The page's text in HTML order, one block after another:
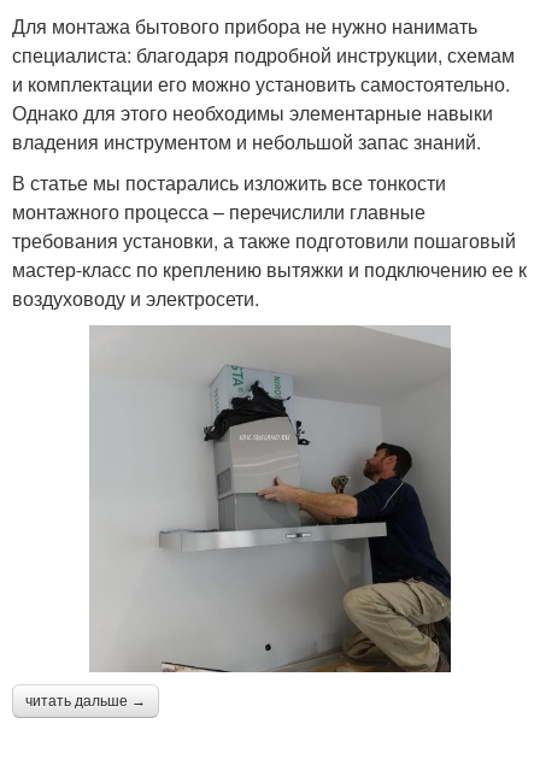
Для монтажа бытового прибора не нужно нанимать
специалиста: благодаря подробной инструкции, схемам
и комплектации его можно установить самостоятельно.
Однако для этого необходимы элементарные навыки
владения инструментом и небольшой запас знаний.
В статье мы постарались изложить все тонкости
монтажного процесса – перечислили главные
требования установки, а также подготовили пошаговый
мастер-класс по креплению вытяжки и подключению ее к
воздуховоду и электросети.
читать дальше →